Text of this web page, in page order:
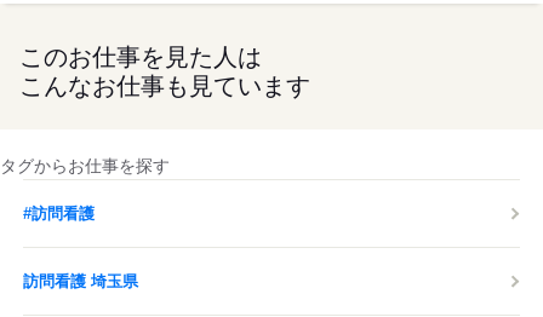
このお仕事を見た人は
こんなお仕事も見ています
タグからお仕事を探す
#訪問看護
訪問看護 埼玉県